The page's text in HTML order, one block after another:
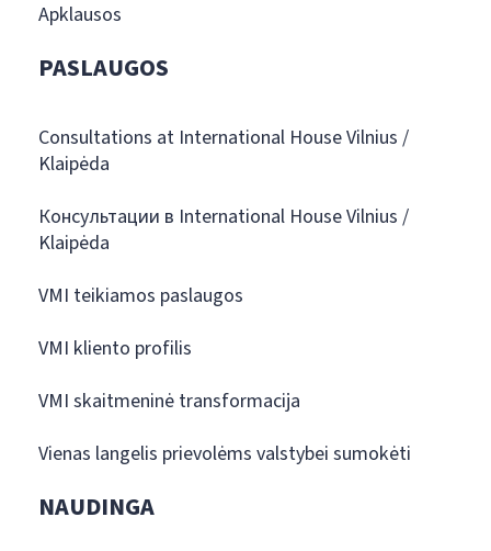
Apklausos
PASLAUGOS
Consultations at International House Vilnius /
Klaipėda
Консультации в International House Vilnius /
Klaipėda
VMI teikiamos paslaugos
VMI kliento profilis
VMI skaitmeninė transformacija
Vienas langelis prievolėms valstybei sumokėti
NAUDINGA